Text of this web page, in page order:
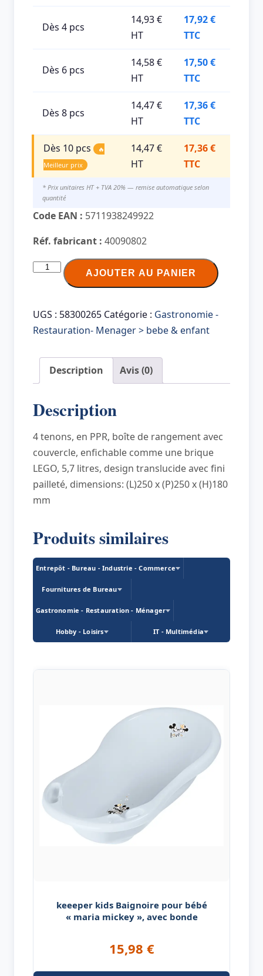
Dès 4 pcs
14,93 €
HT
17,92 €
TTC
Dès 6 pcs
14,58 €
HT
17,50 €
TTC
Dès 8 pcs
14,47 €
HT
17,36 €
TTC
Dès 10 pcs
🔥
Meilleur prix
14,47 €
HT
17,36 €
TTC
* Prix unitaires HT + TVA 20% — remise automatique selon
quantité
Code EAN : 5711938249922
Réf. fabricant : 40090802
quantité
Brique
de
STORAGE
BRICK
GLITTER,
clair
AJOUTER AU PANIER
UGS : 58300265 Catégorie : Gastronomie -
Restauration- Menager > bebe & enfant
Description Avis (0)
Description
4 tenons, en PPR, boîte de rangement avec
couvercle, enfichable comme une brique
LEGO, 5,7 litres, design translucide avec fini
pailleté, dimensions: (L)250 x (P)250 x (H)180
mm
Produits similaires
Entrepôt - Bureau - Industrie - Commerce
Fournitures de Bureau
Gastronomie - Restauration - Ménager
Hobby - Loisirs IT - Multimédia
keeeper kids Baignoire pour bébé
« maria mickey », avec bonde
15,98 €